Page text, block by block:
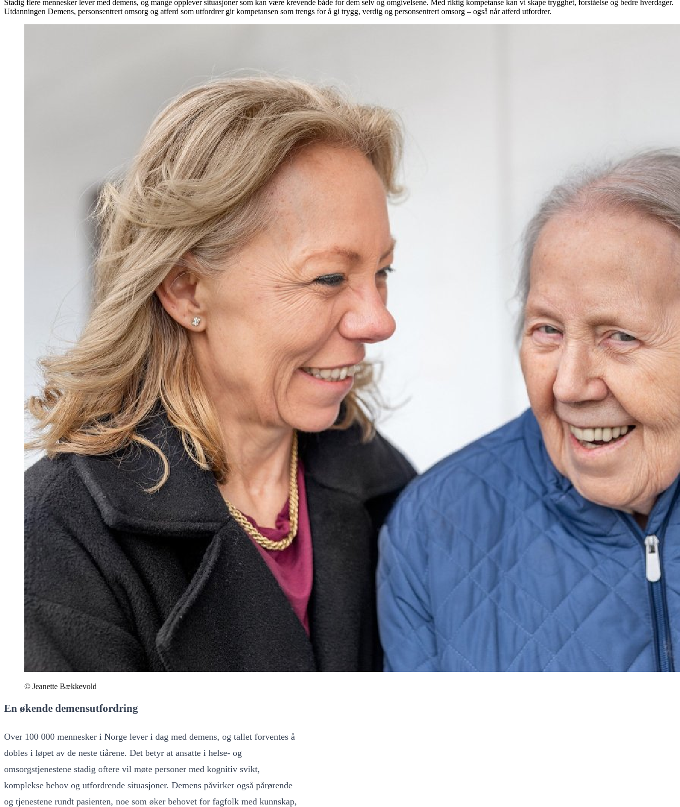
Stadig flere mennesker lever med demens, og mange opplever situasjoner som kan være krevende både for dem selv og omgivelsene. Med riktig kompetanse kan vi skape trygghet, forståelse og bedre hverdager.
Utdanningen Demens, personsentrert omsorg og atferd som utfordrer gir kompetansen som trengs for å gi trygg, verdig og personsentrert omsorg – også når atferd utfordrer.
© Jeanette Bækkevold
En økende demensutfordring
Over 100 000 mennesker i Norge lever i dag med demens, og tallet forventes å
dobles i løpet av de neste tiårene. Det betyr at ansatte i helse- og
omsorgstjenestene stadig oftere vil møte personer med kognitiv svikt,
komplekse behov og utfordrende situasjoner. Demens påvirker også pårørende
og tjenestene rundt pasienten, noe som øker behovet for fagfolk med kunnskap,